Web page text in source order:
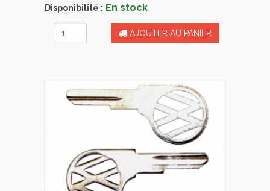
Disponibilité : En stock
AJOUTER AU PANIER